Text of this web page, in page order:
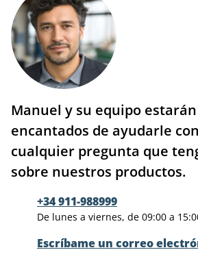
Manuel y su equipo estarán
encantados de ayudarle con
cualquier pregunta que
sobre nuestros productos.
+34 911-988999
De lunes a viernes, de 09:00 a
Escríbame un correo